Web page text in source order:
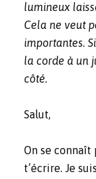
lumineux
Cela ne veut
importantes.
la corde à un
côté.
Salut,
On se connaît
t’écrire. Je